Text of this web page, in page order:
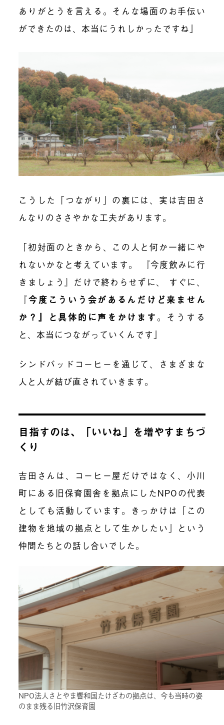
ありがとうを言える。そんな場面のお手伝い
ができたのは、本当にうれしかったですね」
こうした「つながり」の裏には、実は吉田さ
んなりのささやかな工夫があります。
「初対面のときから、この人と何か一緒にや
れないかなと考えています。 『今度飲みに行
きましょう』だけで終わらせずに、 すぐに、
『今度こういう会があるんだけど来ません
か？』と具体的に声をかけます 。そうする
と、本当につながっていくんです」
シンドバッドコーヒーを通じて、さまざまな
人と人が結び直されていきます。
目指すのは、「いいね」を増やすまちづ
くり
吉田さんは、コーヒー屋だけではなく、小川
町にある旧保育園舎を拠点にしたNPOの代表
としても活動しています。きっかけは「この
建物を地域の拠点として生かしたい」という
仲間たちとの話し合いでした。
NPO法人さとやま響和国たけざわの拠点は、今も当時の姿
のまま残る旧竹沢保育園